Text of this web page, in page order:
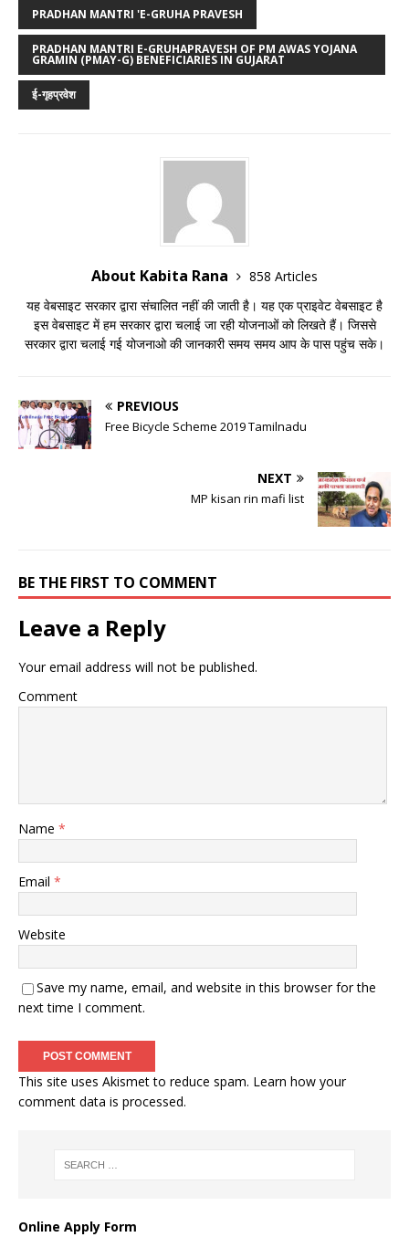
PRADHAN MANTRI 'E-GRUHA PRAVESH
PRADHAN MANTRI E-GRUHAPRAVESH OF PM AWAS YOJANA
GRAMIN (PMAY-G) BENEFICIARIES IN GUJARAT
ई-गृहप्रवेश
About Kabita Rana
858 Articles
यह वेबसाइट सरकार द्वारा संचालित नहीं की जाती है। यह एक प्राइवेट वेबसाइट है
इस वेबसाइट में हम सरकार द्वारा चलाई जा रही योजनाओं को लिखते हैं। जिससे
सरकार द्वारा चलाई गई योजनाओ की जानकारी समय समय आप के पास पहुंच सके।
PREVIOUS
Free Bicycle Scheme 2019 Tamilnadu
NEXT
MP kisan rin mafi list
BE THE FIRST TO COMMENT
Leave a Reply
Your email address will not be published.
Comment
Name *
Email *
Website
Save my name, email, and website in this browser for the
next time I comment.
This site uses Akismet to reduce spam. Learn how your
comment data is processed.
Online Apply Form